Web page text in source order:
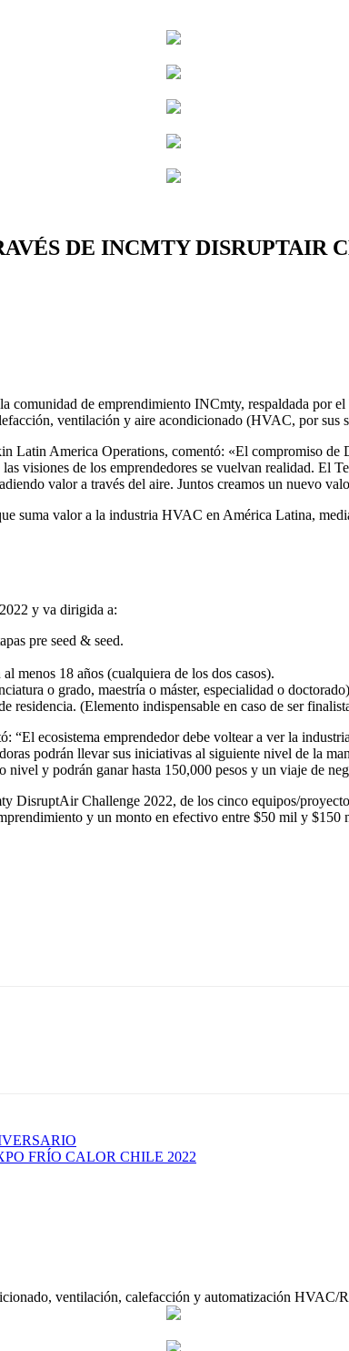
DE INCMTY DISRUPTAIR
comunidad de emprendimiento INCmty, respaldada por
ventilación y aire acondicionado (HVAC, por
Latin America Operations, comentó: «El compromiso
visiones de los emprendedores se vuelvan realidad. El
valor a través del aire. Juntos creamos un nuevo
suma valor a la industria HVAC en América Latina,
y va dirigida a:
pre seed & seed.
menos 18 años (cualquiera de los dos casos).
o grado, maestría o máster, especialidad o
residencia. (Elemento indispensable en caso de ser
“El ecosistema emprendedor debe voltear a ver la
podrán llevar sus iniciativas al siguiente nivel de la
nivel y podrán ganar hasta 150,000 pesos y un viaje de
DisruptAir Challenge 2022, de los cinco equipos/
y un monto en efectivo entre $50 mil y $150
FRÍO CALOR CHILE 2022
ventilación, calefacción y automatización HVAC/